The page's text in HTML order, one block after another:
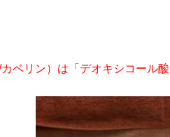
ベリン）は「デオキシコール